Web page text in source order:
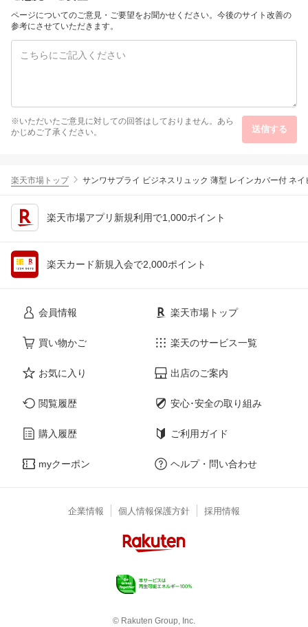
保冷袋 長時間 9時間 以上
かわいい 可愛い カワイ
イ おしゃれ 650ml 500m
ページについてのご意見・ご要望をお聞かせください。今後のサイト改善の
参考にさせていただきます。
※いただいたご意見に対しての回答はしておりません。あら
かじめご了承ください。
送信する
楽天市場トップ サンワサプライ ビジネスリュック 薄型 レインカバー付 ネ
楽天市場アプリ新規利用で1,000ポイント
楽天カード新規入会で2,000ポイント
会員情報
買い物かご
お気に入り
閲覧履歴
購入履歴
myクーポン
楽天市場トップ
楽天のサービス一覧
出店のご案内
安心･安全の取り組み
ご利用ガイド
ヘルプ・問い合わせ
企業情報 個人情報保護方針 採用情報
© Rakuten Group, Inc.